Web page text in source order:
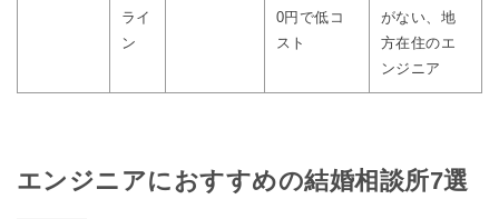
ライ
ン
0円で低コ
スト
がない、地
方在住のエ
ンジニア
エンジニアにおすすめの結婚相談所7選